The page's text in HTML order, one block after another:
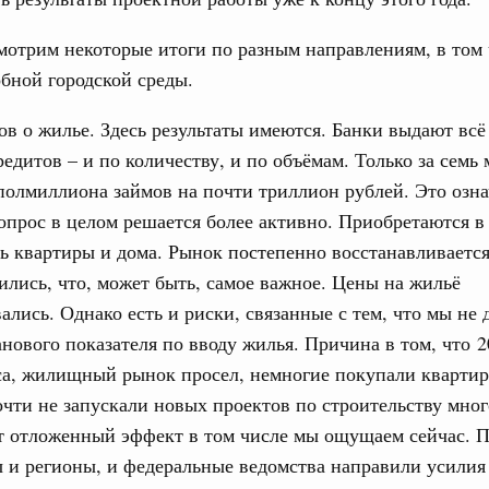
некоторые итоги по разным направлениям, в том
городской среды.
о жилье. Здесь результаты имеются. Банки выдают
– и по количеству, и по объёмам. Только за семь
займов на почти триллион рублей. Это
в целом решается более активно. Приобретаются в
квартиры и дома. Рынок постепенно
что, может быть, самое важное. Цены на жильё
Однако есть и риски, связанные с тем, что мы не
показателя по вводу жилья. Причина в том, что
жилищный рынок просел, немногие покупали
не запускали новых проектов по строительству
отложенный эффект в том числе мы ощущаем сейчас.
регионы, и федеральные ведомства направили
В рамках госпрограммы «Развитие транспортной
межбюджетных трансфертов в общем
значения.
2018, понедельник
межбюджетных трансфертов на
«Безопасные и качественные дороги»
В рамках государственной программы «Развитие
эффективности расходования межбюджетных
целевых показателей государственных программ
в части программ комплексного развития
2017, пятница